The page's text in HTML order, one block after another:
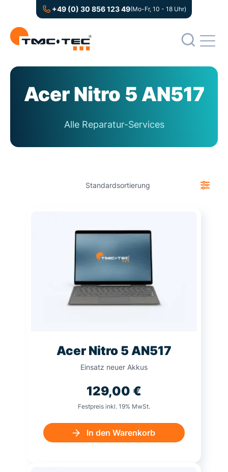
+49 (0) 30 856 123 49(Mo-Fr, 10 - 18 Uhr)
Acer Nitro 5 AN517
Alle Reparatur-Services
Acer Nitro 5 AN517
Einsatz neuer Akkus
129,00 €
Festpreis inkl. 19% MwSt.
In den Warenkorb